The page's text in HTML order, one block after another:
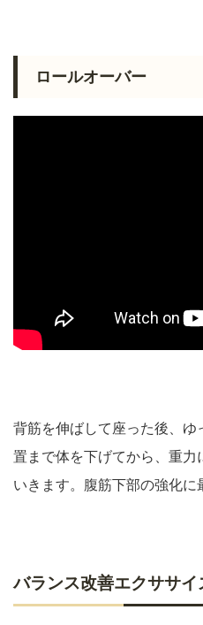
ロールオーバー
背筋を伸ばして座った後、
置まで体を下げてから、重
いきます。腹筋下部の強化に
バランス改善エクササイ